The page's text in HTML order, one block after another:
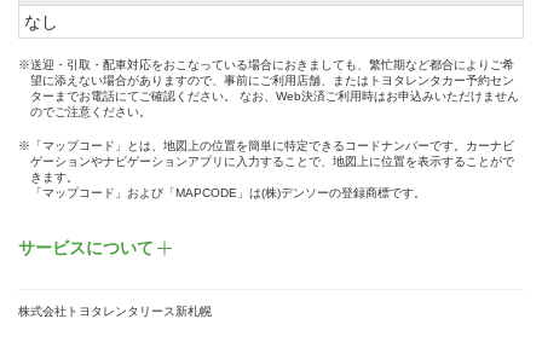
なし
※送迎・引取・配車対応をおこなっている場合におきましても、繁忙期など都合によりご希
望に添えない場合がありますので、事前にご利用店舗、またはトヨタレンタカー予約セン
ターまでお電話にてご確認ください。 なお、Web決済ご利用時はお申込みいただけません
のでご注意ください。
※「マップコード」とは、地図上の位置を簡単に特定できるコードナンバーです。カーナビ
ゲーションやナビゲーションアプリに入力することで、地図上に位置を表示することがで
きます。
「マップコード」および「MAPCODE」は(株)デンソーの登録商標です。
サービスについて
株式会社トヨタレンタリース新札幌